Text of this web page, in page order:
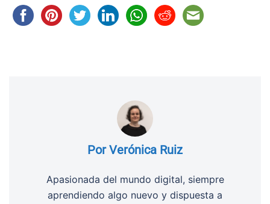
Por Verónica Ruiz
Apasionada del mundo digital, siempre
aprendiendo algo nuevo y dispuesta a